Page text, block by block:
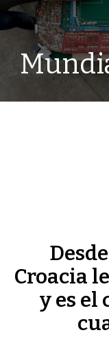
Croacia
y es el